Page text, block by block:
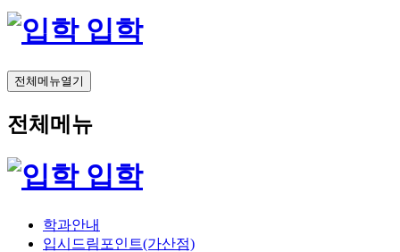
입학
전체메뉴열기
전체메뉴
입학
학과안내
입시드림포인트(가산점)